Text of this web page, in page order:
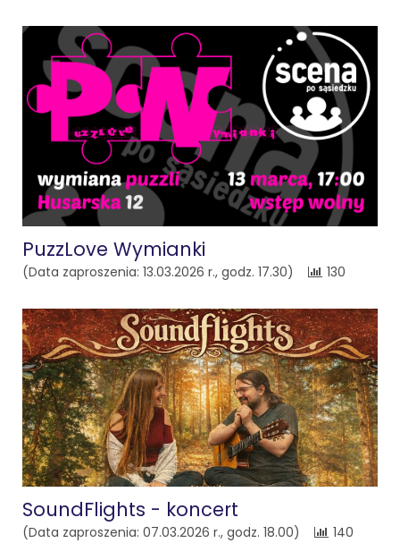
PuzzLove Wymianki
(Data zaproszenia: 13.03.2026 r., godz. 17.30) 130
SoundFlights - koncert
(Data zaproszenia: 07.03.2026 r., godz. 18.00) 140